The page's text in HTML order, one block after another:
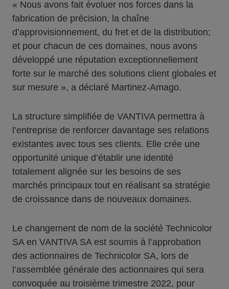
« Nous avons fait évoluer nos forces dans la
fabrication de précision, la chaîne
d’approvisionnement, du fret et de la distribution;
et pour chacun de ces domaines, nous avons
développé une réputation exceptionnellement
forte sur le marché des solutions client globales et
sur mesure », a déclaré Martinez-Amago.
La structure simplifiée de VANTIVA permettra à
l’entreprise de renforcer davantage ses relations
existantes avec tous ses clients. Elle crée une
opportunité unique d’établir une identité
totalement alignée sur les besoins de ses
marchés principaux tout en réalisant sa stratégie
de croissance dans de nouveaux domaines.
Le changement de nom de la société Technicolor
SA en VANTIVA SA est soumis à l’approbation
des actionnaires de Technicolor SA, lors de
l’assemblée générale des actionnaires qui sera
convoquée au troisième trimestre 2022, pour